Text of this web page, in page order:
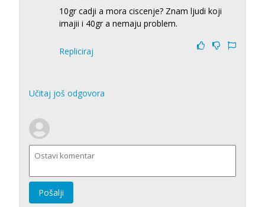
10gr cadji a mora ciscenje? Znam ljudi koji
imajii i 40gr a nemaju problem.
Repliciraj
Učitaj još odgovora
Pošalji